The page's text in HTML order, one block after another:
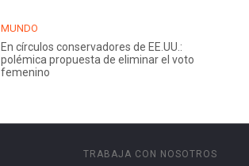
MUNDO
En círculos conservadores de EE.UU.:
polémica propuesta de eliminar el voto
femenino
TRABAJA CON NOSOTROS